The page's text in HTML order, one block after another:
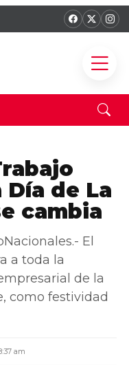
de La
cambia
El
a toda la
de la
como festividad
am